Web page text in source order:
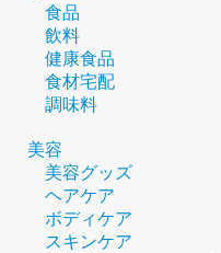
食品
飲料
健康食品
食材宅配
調味料
美容
美容グッズ
ヘアケア
ボディケア
スキンケア